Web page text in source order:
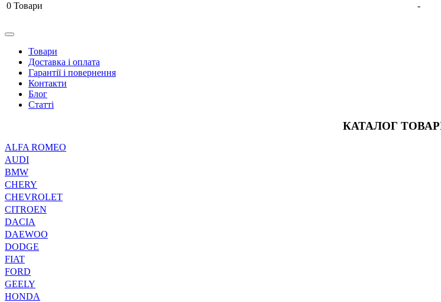
0 Товари -
Товари
Доставка і оплата
Гарантії і повернення
Контакти
Блог
Статті
КАТАЛОГ
ALFA ROMEO
AUDI
BMW
CHERY
CHEVROLET
CITROEN
DACIA
DAEWOO
DODGE
FIAT
FORD
GEELY
HONDA